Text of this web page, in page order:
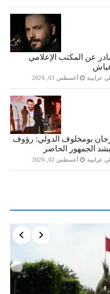
عن المكتب الإعلامي
أغسطس 03, 2026
بومخلوف الدولي: رؤوف
الجمهور الحاضر
أغسطس 02, 2026